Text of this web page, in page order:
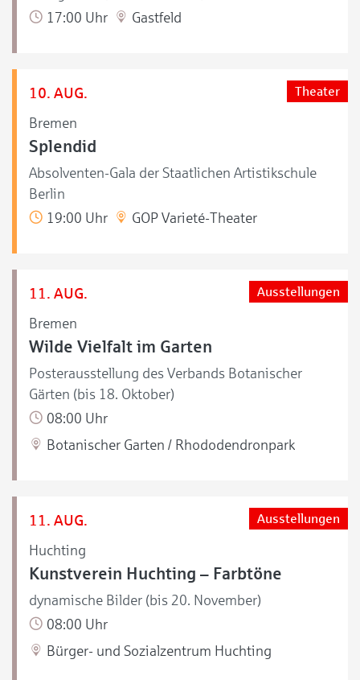
17:00 Uhr
Gastfeld
10. AUG.
Bremen
Theater
Splendid
Absolventen-Gala der Staatlichen Artistikschule
Berlin
19:00 Uhr
GOP Varieté-Theater
11. AUG.
Bremen
Ausstellungen
Wilde Vielfalt im Garten
Posterausstellung des Verbands Botanischer
Gärten (bis 18. Oktober)
08:00 Uhr
Botanischer Garten / Rhododendronpark
11. AUG.
Huchting
Ausstellungen
Kunstverein Huchting – Farbtöne
dynamische Bilder (bis 20. November)
08:00 Uhr
Bürger- und Sozialzentrum Huchting